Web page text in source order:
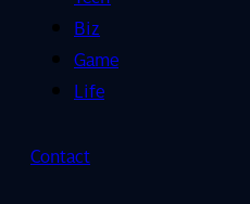
Biz
Game
Life
Contact